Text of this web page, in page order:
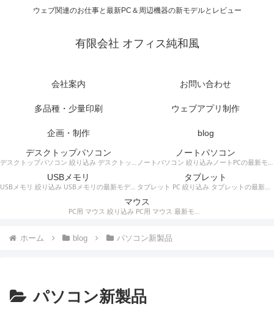
ウェブ関連のお仕事と最新PC＆周辺機器の新モデルとレビュー
有限会社 オフィス純和風
会社案内 お問い合わせ
多品種・少量印刷 ウェブアプリ制作
企画・制作
blog
デスクトップパソコン
デスクトップパソコン 絞り込み デスクトップPCの最新モデルやスペック・仕様に関する情報。
ノートパソコン
ノートパソコン 絞り込みノートPCの最新モデルやスペック・仕様に関する情報。
USBメモリ
USBメモリ 絞り込み USBメモリの最新モデルやスペック・仕様に関する情報。
タブレット
タブレット PC 絞り込み タブレットの最新モデルやスペック・仕様に関する情報。
マウス
PC用 マウス 絞り込み PC用 マウス 最新モデルやスペック・仕様に関する情報。ワイヤレスマウス、有線マウス、接続タイプなど。
ホーム blog パソコン新製品
パソコン新製品